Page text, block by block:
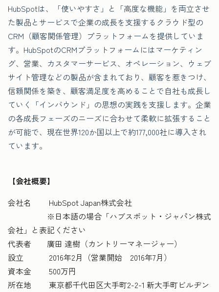
HubSpotは、「使いやすさ」と「高度な機能」を両立させ
た製品とサービスで企業の成長を支援するクラウド型の
CRM（顧客関係管理）プラットフォームを提供していま
す。HubSpotのCRMプラットフォームにはマーケティン
グ、営業、カスタマーサービス、オペレーション、ウェブ
サイト管理などの製品が含まれており、顧客を惹きつけ、
信頼関係を築き、顧客満足度を高めることで自社も成長し
ていく「インバウンド」の思想の実践を支援します。企業
の各成長フェーズのニーズに合わせて柔軟に拡張すること
が可能で、現在世界120か国以上で約177,000社に導入され
ています。
【会社概要】
会社名 HubSpot Japan株式会社
※日本語の場合「ハブスポット・ジャパン株式
会社」と表記ください
代表者 廣田 達樹（カントリーマネージャー）
設立 2016年2月（営業開始 2016年7月）
資本金 500万円
所在地 東京都千代田区大手町2-2-1 新大手町ビルヂン